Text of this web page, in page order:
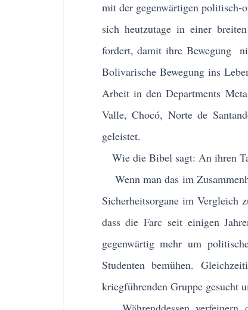
mit der gegenwärtigen politisch-
sich heutzutage in einer
fordert, damit ihre Bewegung
Bolivarische Bewegung ins
Arbeit in den Departments
Valle, Chocó, Norte de
geleistet.
Wie die Bibel sagt: An ihren
Wenn man das im
Sicherheitsorgane im Vergleich
dass die Farc seit einigen
gegenwärtig mehr um
Studenten bemühen.
kriegführenden Gruppe gesucht